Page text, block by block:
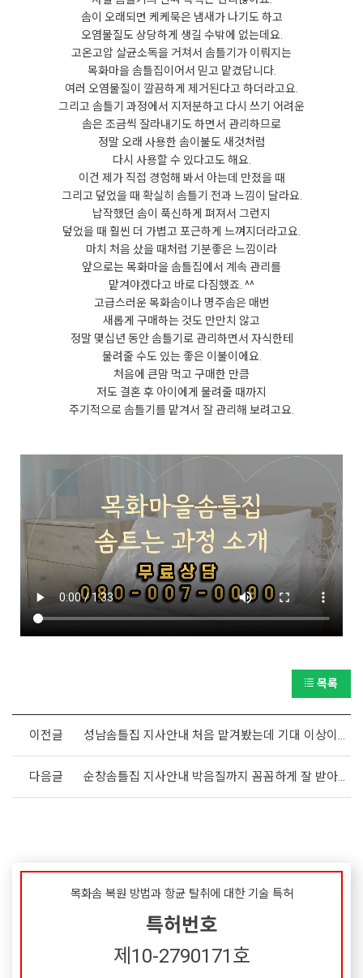
솜이 오래되면 케케묵은 냄새가 나기도 하고
오염물질도 상당하게 생길 수밖에 없는데요.
고온고압 살균소독을 거쳐서 솜틀기가 이뤄지는
목화마을 솜틀집이어서 믿고 맡겼답니다.
여러 오염물질이 깔끔하게 제거된다고 하더라고요.
그리고 솜틀기 과정에서 지저분하고 다시 쓰기 어려운
솜은 조금씩 잘라내기도 하면서 관리하므로
정말 오래 사용한 솜이불도 새것처럼
다시 사용할 수 있다고도 해요.
이건 제가 직접 경험해 봐서 아는데 만졌을 때
그리고 덮었을 때 확실히 솜틀기 전과 느낌이 달라요.
납작했던 솜이 푹신하게 펴져서 그런지
덮었을 때 훨씬 더 가볍고 포근하게 느껴지더라고요.
마치 처음 샀을 때처럼 기분좋은 느낌이라
앞으로는 목화마을 솜틀집에서 계속 관리를
맡겨야겠다고 바로 다짐했죠. ^^
고급스러운 목화솜이나 명주솜은 매번
새롭게 구매하는 것도 만만치 않고
정말 몇십년 동안 솜틀기로 관리하면서 자식한테
물려줄 수도 있는 좋은 이불이에요.
처음에 큰맘 먹고 구매한 만큼
저도 결혼 후 아이에게 물려줄 때까지
주기적으로 솜틀기를 맡겨서 잘 관리해 보려고요.
목록
이전글 성남솜틀집 지사안내 처음 맡겨봤는데 기대 이상이에요
다음글 순창솜틀집 지사안내 박음질까지 꼼꼼하게 잘 받아 만족스러워요
목화솜 복원 방법과 항균 탈취에 대한 기술 특허
특허번호
제10-2790171호